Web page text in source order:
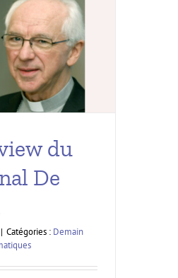
du
De
| Catégories : Demain